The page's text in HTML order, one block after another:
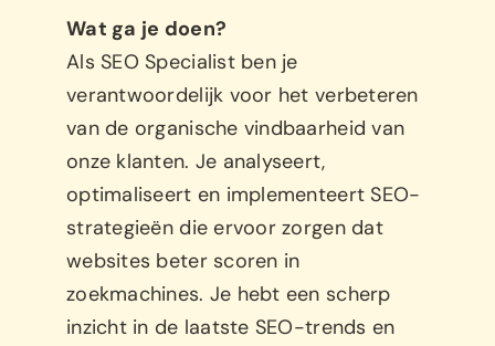
Wat ga je doen?
Als SEO Specialist ben je
verantwoordelijk voor het verbeteren
van de organische vindbaarheid van
onze klanten. Je analyseert,
optimaliseert en implementeert SEO-
strategieën die ervoor zorgen dat
websites beter scoren in
zoekmachines. Je hebt een scherp
inzicht in de laatste SEO-trends en